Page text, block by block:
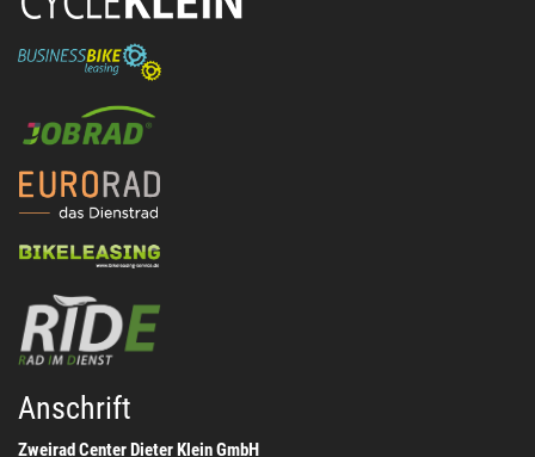
Anschrift
Zweirad Center Dieter Klein GmbH